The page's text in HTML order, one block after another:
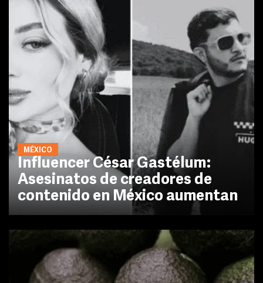
MÉXICO
Influencer César Gastélum:
Asesinatos de creadores de
contenido en México aumentan